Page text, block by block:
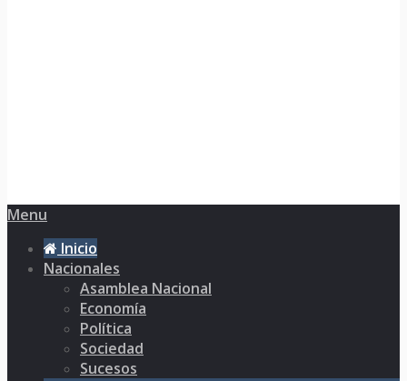
Menu
Inicio
Nacionales
Asamblea Nacional
Economía
Política
Sociedad
Sucesos